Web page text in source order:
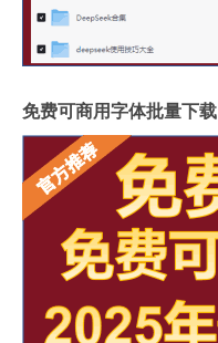
免费可商用字体批量下载